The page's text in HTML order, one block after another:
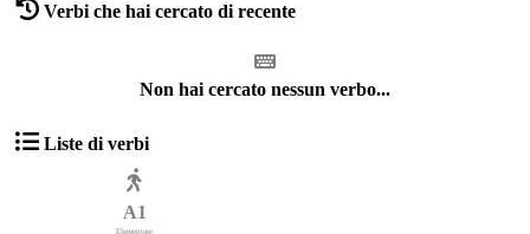
Verbi che hai cercato di recente
Non hai cercato nessun verbo...
Liste di verbi
A1
Elementare